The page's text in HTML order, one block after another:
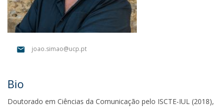
joao.simao@ucp.pt
Bio
Doutorado em Ciências da Comunicação pelo ISCTE-IUL (2018),